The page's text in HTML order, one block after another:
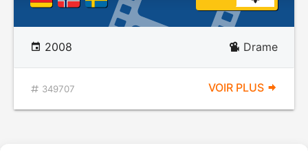
2008 Drame
349707 VOIR PLUS